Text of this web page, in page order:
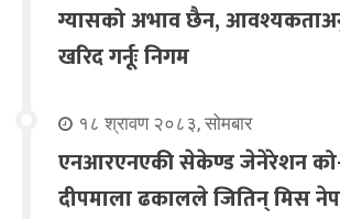
ग्यासको अभाव छैन,
खरिद गर्नूः निगम
१८ श्रावण २०८३, सोमबार
एनआरएनएकी सेकेण्ड जेनेरेशन
दीपमाला ढकालले जितिन् मिस